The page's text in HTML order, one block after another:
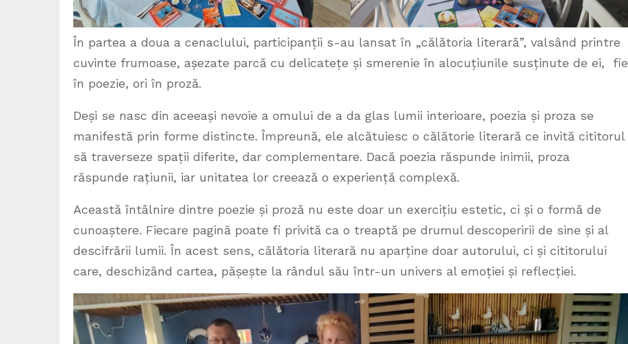
În partea a doua a cenaclului, participanții s-au lansat în „călătoria literară”, valsând printre
cuvinte frumoase, așezate parcă cu delicatețe și smerenie în alocuțiunile susținute de ei, fie
în poezie, ori în proză.
Deși se nasc din aceeași nevoie a omului de a da glas lumii interioare, poezia și proza se
manifestă prin forme distincte. Împreună, ele alcătuiesc o călătorie literară ce invită cititorul
să traverseze spații diferite, dar complementare. Dacă poezia răspunde inimii, proza
răspunde rațiunii, iar unitatea lor creează o experiență complexă.
Această întâlnire dintre poezie și proză nu este doar un exercițiu estetic, ci și o formă de
cunoaștere. Fiecare pagină poate fi privită ca o treaptă pe drumul descoperirii de sine și al
descifrării lumii. În acest sens, călătoria literară nu aparține doar autorului, ci și cititorului
care, deschizând cartea, pășește la rândul său într-un univers al emoției și reflecției.